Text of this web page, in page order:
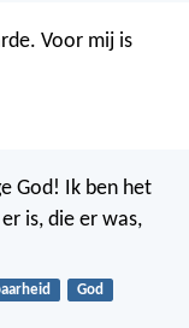
Voor mij is
God! Ik ben het
is, die er was,
God